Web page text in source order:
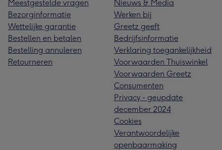
Meestgestelde vragen
Bezorginformatie
Wettelijke garantie
Bestellen en betalen
Bestelling annuleren
Retourneren
Nieuws & Media
Werken bij
Greetz geeft
Bedrijfsinformatie
Verklaring toegankelijkheid
Voorwaarden Thuiswinkel
Voorwaarden Greetz
Consumenten
Privacy - geupdate
december 2024
Cookies
Verantwoordelijke
openbaarmaking